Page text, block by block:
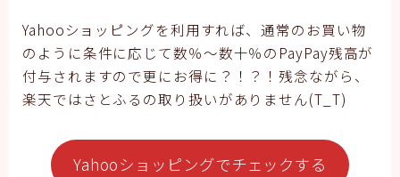
Yahooショッピングを利用すれば、通常のお買い物
のように条件に応じて数％～数十％のPayPay残高が
付与されますので更にお得に？！？！残念ながら、
楽天ではさとふるの取り扱いがありません(T_T)
Yahooショッピングでチェックする